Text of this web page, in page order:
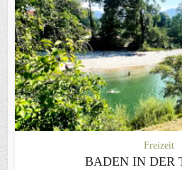
Freizeit
BADEN IN DER